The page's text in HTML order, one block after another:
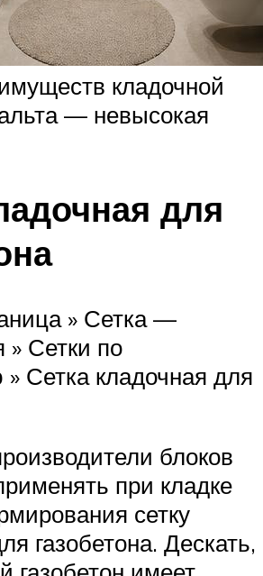
кладочной
— невысокая
для
» Сетка —
Сетки по
Сетка кладочная для
блоков
при кладке
сетку
газобетона. Дескать,